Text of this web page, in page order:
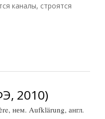
каналы, строятся
2010)
нем. Aufklärung, англ.